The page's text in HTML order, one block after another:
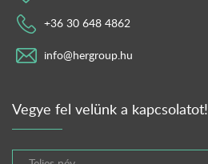
+36 30 648 4862
info@hergroup.hu
Vegye fel velünk a kapcsolatot!